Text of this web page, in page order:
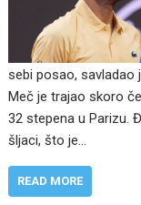
sebi posao, savladao
Meč je trajao skoro
32 stepena u Parizu.
šljaci, što je…
READ MORE